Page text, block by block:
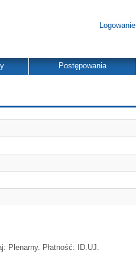
Logowanie
Postępowania
Plenarny. Płatność: ID.UJ.